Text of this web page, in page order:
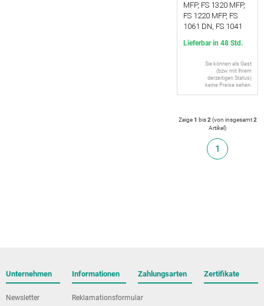
MFP, FS 1320 MFP,
FS 1220 MFP, FS
1061 DN, FS 1041
Lieferbar in 48 Std.
Sie können als Gast
(bzw. mit Ihrem
derzeitigen Status)
keine Preise sehen.
Zeige1 bis2(von insgesamt2
Artikel)
1
Unternehmen
Newsletter
Informationen
Reklamationsformular
Zahlungsarten Zertifikate